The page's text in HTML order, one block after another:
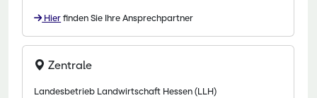
Hier finden Sie Ihre Ansprechpartner
Zentrale
Landesbetrieb Landwirtschaft Hessen (LLH)